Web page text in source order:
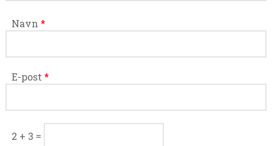
Navn *
E-post *
2 + 3 =